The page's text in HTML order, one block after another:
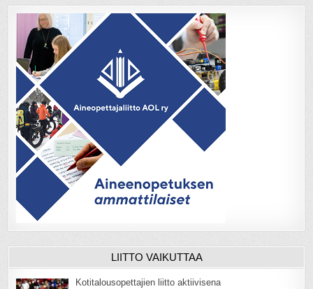
LIITTO VAIKUTTAA
Kotitalousopettajien liitto aktiivisena